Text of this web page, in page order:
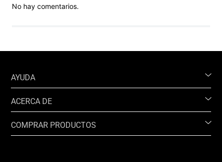
No hay comentarios.
AYUDA
ACERCA DE
COMPRAR PRODUCTOS